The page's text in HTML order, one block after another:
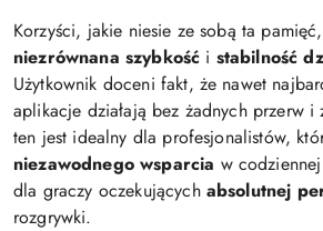
Korzyści, jakie niesie ze sobą ta
niezrównana szybkość i stabilność
Użytkownik doceni fakt, że nawet
aplikacje działają bez żadnych przerw i
ten jest idealny dla profesjonalistów,
niezawodnego wsparcia w
dla graczy oczekujących absolutnej
rozgrywki.